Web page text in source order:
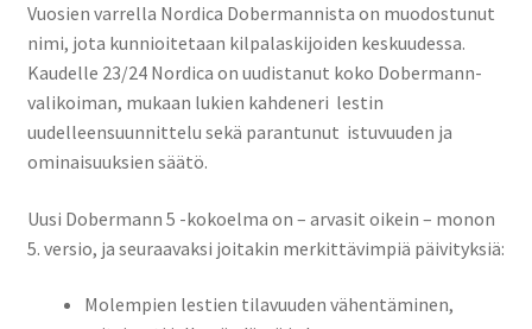
Vuosien varrella Nordica Dobermannista on muodostunut
nimi, jota kunnioitetaan kilpalaskijoiden keskuudessa.
Kaudelle 23/24 Nordica on uudistanut koko Dobermann-
valikoiman, mukaan lukien kahdeneri lestin
uudelleensuunnittelu sekä parantunut istuvuuden ja
ominaisuuksien säätö.
Uusi Dobermann 5 -kokoelma on – arvasit oikein – monon
5. versio, ja seuraavaksi joitakin merkittävimpiä päivityksiä:
Molempien lestien tilavuuden vähentäminen,